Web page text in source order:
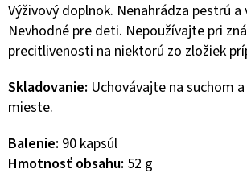
Výživový doplnok. Nenahrádza pestrú a
Nevhodné pre deti. Nepoužívajte pri
precitlivenosti na niektorú zo zložiek
Skladovanie: Uchovávajte na suchom
mieste.
Balenie: 90 kapsúl
Hmotnosť obsahu: 52 g